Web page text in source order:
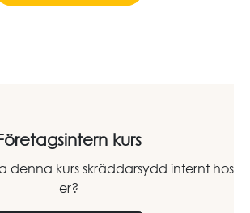
kurs
denna kurs skräddarsydd internt hos
er?